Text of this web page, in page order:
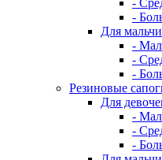
-
-
Для
-
-
-
Резиновые
Для
-
-
-